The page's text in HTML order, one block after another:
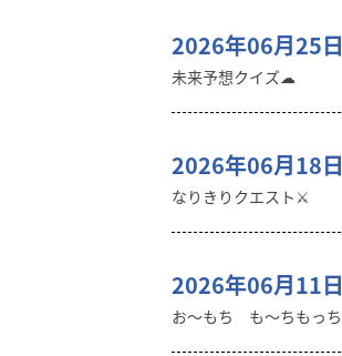
2026年06月25日
未来予想クイズ☁︎
2026年06月18日
なりきりクエスト⚔️
2026年06月11日
お〜もち も〜ちもっ